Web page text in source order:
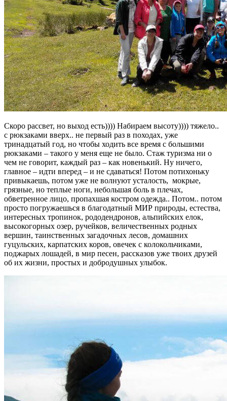
Скоро рассвет, но выход есть)))) Набираем высоту)))) тяжело..
с рюкзаками вверх.. не первый раз в походах, уже
тринадцатый год, но чтобы ходить все время с большими
рюкзаками – такого у меня еще не было. Стаж туризма ни о
чем не говорит, каждый раз – как новенький. Ну ничего,
главное – идти вперед – и не сдаваться! Потом потихоньку
привыкаешь, потом уже не волнуют усталость, мокрые,
грязные, но теплые ноги, небольшая боль в плечах,
обветренное лицо, пропахшая костром одежда.. Потом.. потом
просто погружаешься в благодатный МИР природы, естества,
интересных тропинок, рододендронов, альпийских елок,
высокогорных озер, ручейков, величественных родных
вершин, таинственных загадочных лесов, домашних
гуцульских, карпатских коров, овечек с колокольчиками,
поджарых лошадей, в мир песен, рассказов уже твоих друзей
об их жизни, простых и добродушных улыбок.